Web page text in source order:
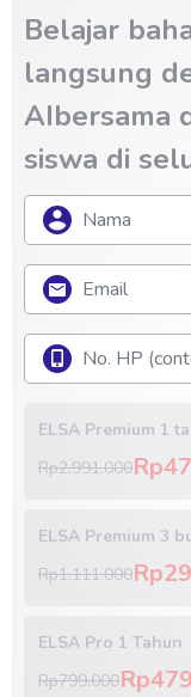
Belajar
langsung
AIbersama
siswa di
ELSA Premium 1
Rp2.991.000
ELSA Premium 3
Rp1.111.000
ELSA Pro 1 Tahun
Rp799.000